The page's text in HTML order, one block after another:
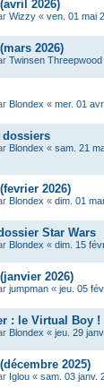
2026)
Wizzy « ven. 01 mai
2026)
Twinsen Threepwood
Blondex « mer. 01
dossiers
Blondex « sam. 21
2026)
Blondex « dim. 01
Star Wars
Blondex « dim. 15
2026)
jumpman « jeu. 05
: le Virtual Boy !
Blondex « jeu. 29
2025)
Iglou « sam. 03 janv.